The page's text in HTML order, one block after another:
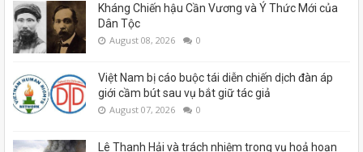
Kháng Chiến hậu Cần Vương và Ý Thức Mới của
Dân Tộc
August 08, 2026 0
Việt Nam bị cáo buộc tái diễn chiến dịch đàn áp
giới cầm bút sau vụ bắt giữ tác giả
August 07, 2026 0
Lê Thanh Hải và trách nhiệm trong vụ hoả hoạn